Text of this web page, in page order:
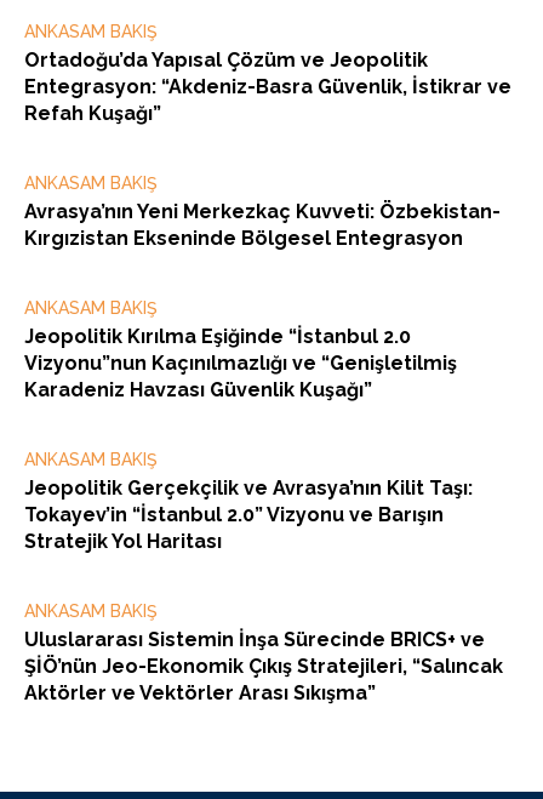
ANKASAM BAKIŞ
Ortadoğu’da Yapısal Çözüm ve Jeopolitik
Entegrasyon: “Akdeniz-Basra Güvenlik, İstikrar ve
Refah Kuşağı”
ANKASAM BAKIŞ
Avrasya’nın Yeni Merkezkaç Kuvveti: Özbekistan-
Kırgızistan Ekseninde Bölgesel Entegrasyon
ANKASAM BAKIŞ
Jeopolitik Kırılma Eşiğinde “İstanbul 2.0
Vizyonu”nun Kaçınılmazlığı ve “Genişletilmiş
Karadeniz Havzası Güvenlik Kuşağı”
ANKASAM BAKIŞ
Jeopolitik Gerçekçilik ve Avrasya’nın Kilit Taşı:
Tokayev’in “İstanbul 2.0” Vizyonu ve Barışın
Stratejik Yol Haritası
ANKASAM BAKIŞ
Uluslararası Sistemin İnşa Sürecinde BRICS+ ve
ŞİÖ’nün Jeo-Ekonomik Çıkış Stratejileri, “Salıncak
Aktörler ve Vektörler Arası Sıkışma”